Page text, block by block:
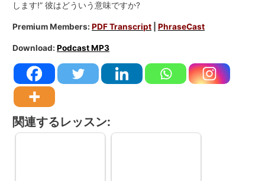
します!” 彼はどういう意味ですか?
Premium Members:PDF Transcript |PhraseCast
Download:Podcast MP3
関連するレッスン: